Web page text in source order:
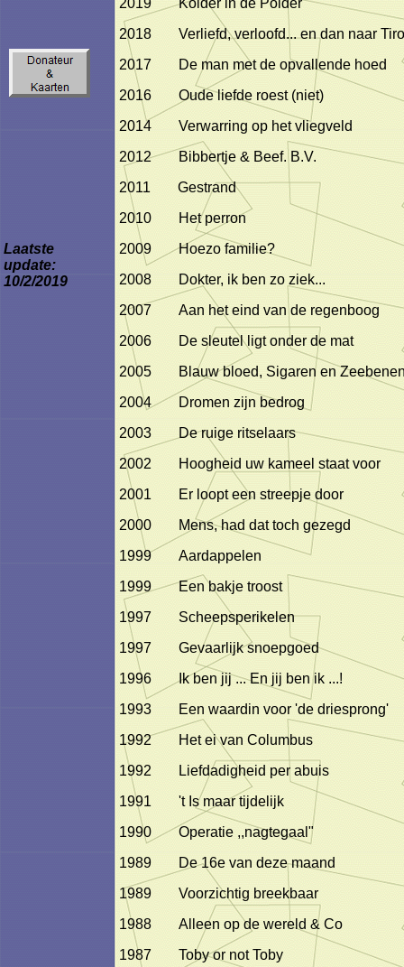
2019
Kolder in de Polder
2018
Verliefd, verloofd... en dan naar
2017
De man met de opvallende hoed
2016
Oude liefde roest (niet)
2014
Verwarring op het vliegveld
2012
Bibbertje & Beef. B.V.
2011
Gestrand
2010
Het perron
2009
Hoezo familie?
2008
Dokter, ik ben zo ziek...
2007
Aan het eind van de regenboog
2006
De sleutel ligt onder de mat
2005
Blauw bloed, Sigaren en
2004
Dromen zijn bedrog
2003
De ruige ritselaars
2002
Hoogheid uw kameel staat voor
2001
Er loopt een streepje door
2000
Mens, had dat toch gezegd
1999
Aardappelen
1999
Een bakje troost
1997
Scheepsperikelen
1997
Gevaarlijk snoepgoed
1996
Ik ben jij ... En jij ben ik ...!
1993
Een waardin voor 'de driesprong'
1992
Het ei van Columbus
1992
Liefdadigheid per abuis
1991
't Is maar tijdelijk
1990
Operatie ,,nagtegaal"
1989
De 16e van deze maand
1989
Voorzichtig breekbaar
1988
Alleen op de wereld & Co
1987
Toby or not Toby
Laatste
update:
10/2/2019